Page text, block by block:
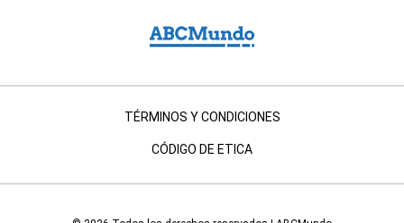
TÉRMINOS Y CONDICIONES
CÓDIGO DE ETICA